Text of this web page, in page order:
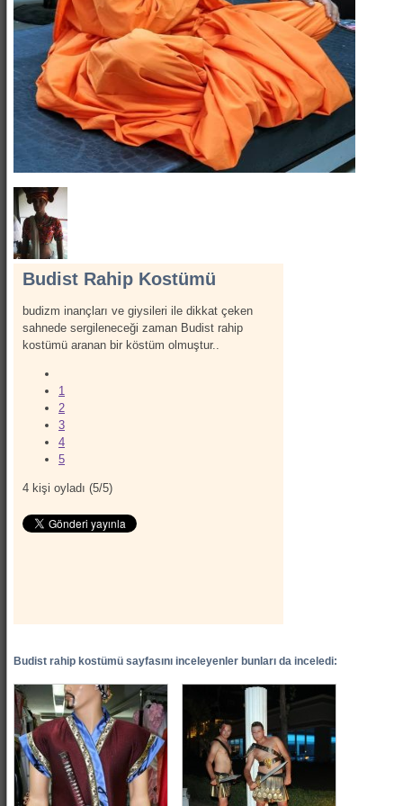
Show Kostümleri
Canlı Heykel Kostümleri
Kanatlar
Hizmetlerimiz
İletişim
Hakkımızda
Budist Rahip Kostümü
budizm inançları ve giysileri ile dikkat çeken
sahnede sergileneceği zaman Budist rahip
kostümü aranan bir köstüm olmuştur..
1
2
3
4
5
4 kişi oyladı (5/5)
Budist rahip kostümü sayfasını inceleyenler bunları da inceledi: